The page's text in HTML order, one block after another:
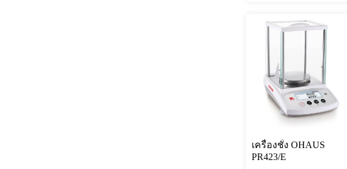
เครื่องชั่ง OHAUS
PR423/E